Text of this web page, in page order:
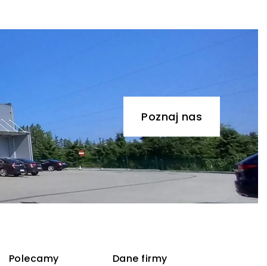
Poznaj nas
Dane firmy
Polecamy